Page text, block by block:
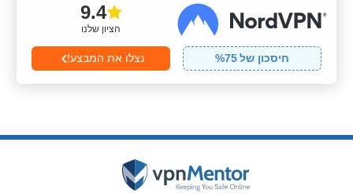
הציון שלנו
9.4
חיסכון של75
% נצלו את המבצע!